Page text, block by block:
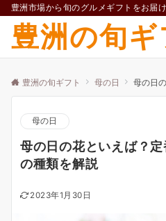
豊洲市場から旬のグルメギフトをお届
豊洲の旬ギ
豊洲の旬ギフト 母の日 母の日の花
母の日
母の日の花といえば？
の種類を解説
2023年1月30日